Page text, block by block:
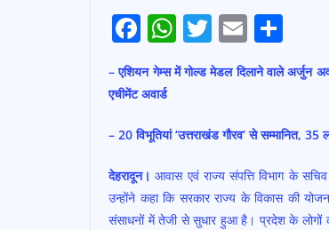
F
ac
e
o
o
k
W
h
at
A
p
p
T
w
itt
E
m
ai ar
– एशियन गेम्स में गोल्ड मेडल दिलाने वाले अर्जुन
एचीमेंट अवार्ड
– 20 विभूतियां ‘उत्तराखंड गौरव’ से सम्मानित,
देहरादून। आवास एवं राज्य संपत्ति विभाग के
उन्होंने कहा कि सरकार राज्य के विकास की
संसाधनों में तेजी से सुधार हुआ है। प्रदेश के लोगों